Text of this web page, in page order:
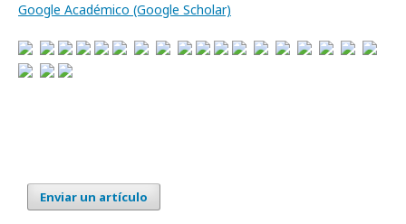
Google Académico (Google Scholar)
Enviar un artículo